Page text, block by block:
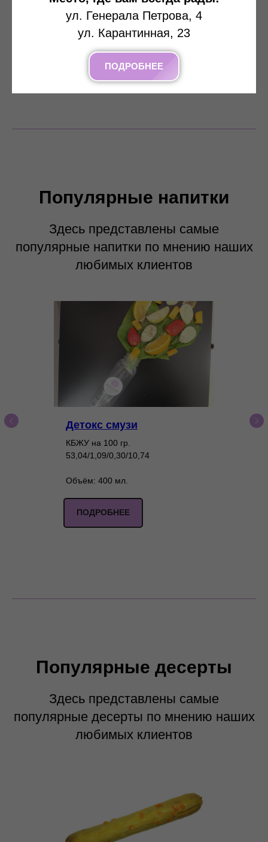
Популярные напитки
Здесь представлены самые
популярные напитки по мнению наших
любимых клиентов
Детокс смузи
КБЖУ на 100 гр.
53,04/1,09/0,30/10,74
Объём: 400 мл.
ПОДРОБНЕЕ
Популярные десерты
Здесь представлены самые
популярные десерты по мнению наших
любимых клиентов
ул. Генерала Петрова, 4
ул. Карантинная, 23
ПОДРОБНЕЕ